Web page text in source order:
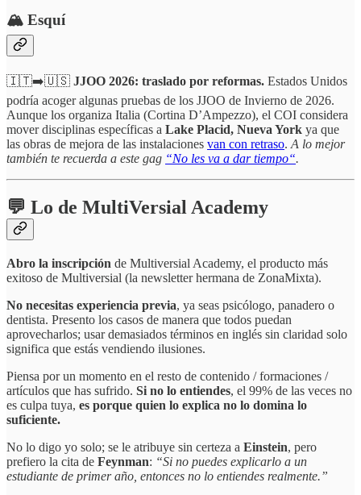
🏔️ Esquí
🇮🇹➡️🇺🇸 JJOO 2026: traslado por reformas. Estados Unidos
podría acoger algunas pruebas de los JJOO de Invierno de 2026.
Aunque los organiza Italia (Cortina D’Ampezzo), el COI considera
mover disciplinas específicas a Lake Placid, Nueva York ya que
las obras de mejora de las instalaciones van con retraso. A lo mejor
también te recuerda a este gag “No les va a dar tiempo“.
💬 Lo de MultiVersial Academy
Abro la inscripción de Multiversial Academy, el producto más
exitoso de Multiversial (la newsletter hermana de ZonaMixta).
No necesitas experiencia previa, ya seas psicólogo, panadero o
dentista. Presento los casos de manera que todos puedan
aprovecharlos; usar demasiados términos en inglés sin claridad solo
significa que estás vendiendo ilusiones.
Piensa por un momento en el resto de contenido / formaciones /
artículos que has sufrido. Si no lo entiendes, el 99% de las veces no
es culpa tuya, es porque quien lo explica no lo domina lo
suficiente.
No lo digo yo solo; se le atribuye sin certeza a Einstein, pero
prefiero la cita de Feynman: “Si no puedes explicarlo a un
estudiante de primer año, entonces no lo entiendes realmente.”